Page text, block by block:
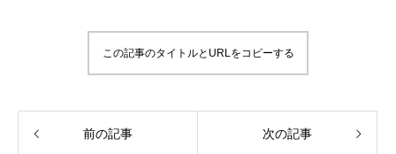
この記事のタイトルとURLをコピーする
前の記事 次の記事